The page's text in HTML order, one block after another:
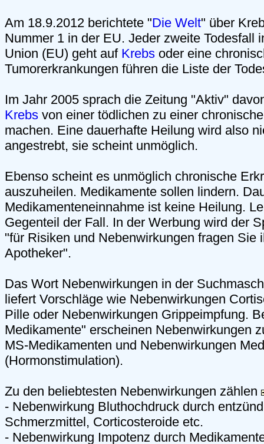
Am 18.9.2012 berichtete "Die Welt" über
Nummer 1 in der EU. Jeder zweite Todesfall
Union (EU) geht auf Krebs oder eine
Tumorerkrankungen führen die Liste der
Im Jahr 2005 sprach die Zeitung "Aktiv"
Krebs von einer tödlichen zu einer
machen. Eine dauerhafte Heilung wird also
angestrebt, sie scheint unmöglich.
Ebenso scheint es unmöglich chronische
auszuheilen. Medikamente sollen lindern.
Medikamenteneinnahme ist keine Heilung.
Gegenteil der Fall. In der Werbung wird der
"für Risiken und Nebenwirkungen fragen Sie
Apotheker".
Das Wort Nebenwirkungen in der
liefert Vorschläge wie Nebenwirkungen
Pille oder Nebenwirkungen Grippeimpfung.
Medikamente" erscheinen Nebenwirkungen
MS-Medikamenten und Nebenwirkungen
(Hormonstimulation).
Zu den beliebtesten Nebenwirkungen zählen
- Nebenwirkung Bluthochdruck durch
Schmerzmittel, Corticosteroide etc.
- Nebenwirkung Impotenz durch